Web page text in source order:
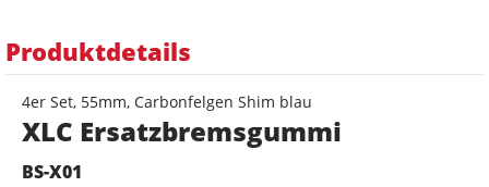
Produktdetails
4er Set, 55mm, Carbonfelgen Shim blau
XLC Ersatzbremsgummi
BS-X01